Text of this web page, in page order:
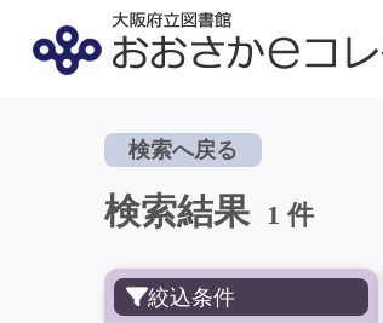
検索へ戻る
検索結果 1 件
絞込条件